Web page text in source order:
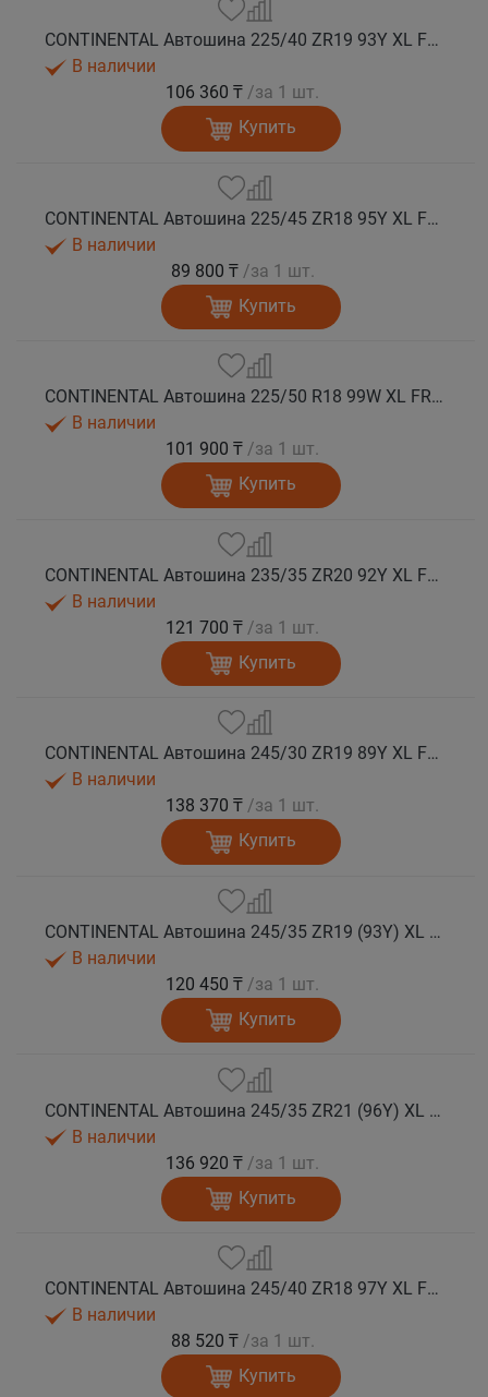
CONTINENTAL Автошина 225/40 ZR19 93Y XL FR SportContact 7 лето
В наличии
106 360 ₸ /за 1 шт.
Купить
CONTINENTAL Автошина 225/45 ZR18 95Y XL FR SportContact 7 лето
В наличии
89 800 ₸ /за 1 шт.
Купить
CONTINENTAL Автошина 225/50 R18 99W XL FR SportContact 7 * лето
В наличии
101 900 ₸ /за 1 шт.
Купить
CONTINENTAL Автошина 235/35 ZR20 92Y XL FR SportContact 7 лето
В наличии
121 700 ₸ /за 1 шт.
Купить
CONTINENTAL Автошина 245/30 ZR19 89Y XL FR SportContact 7 лето
В наличии
138 370 ₸ /за 1 шт.
Купить
CONTINENTAL Автошина 245/35 ZR19 (93Y) XL FR SportContact 7 лето
В наличии
120 450 ₸ /за 1 шт.
Купить
CONTINENTAL Автошина 245/35 ZR21 (96Y) XL FR SportContact 7 MGT лето
В наличии
136 920 ₸ /за 1 шт.
Купить
CONTINENTAL Автошина 245/40 ZR18 97Y XL FR SportContact 7 лето
В наличии
88 520 ₸ /за 1 шт.
Купить